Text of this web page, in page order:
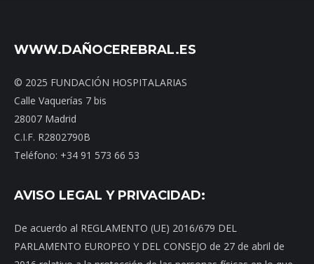
WWW.DAÑOCEREBRAL.ES
© 2025 FUNDACIÓN HOSPITALARIAS
Calle Vaquerías 7 bis
28007 Madrid
C.I.F. R2802790B
Teléfono: +34 91 573 66 53
AVISO LEGAL Y PRIVACIDAD:
De acuerdo al REGLAMENTO (UE) 2016/679 DEL
PARLAMENTO EUROPEO Y DEL CONSEJO de 27 de abril de